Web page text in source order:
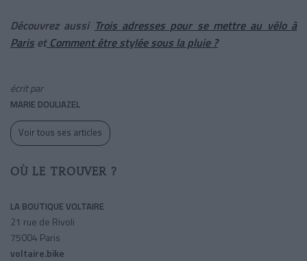
Découvrez aussi Trois adresses pour se mettre au vélo à
ParisetComment être stylée sous la pluie ?
écrit par
MARIE DOULIAZEL
Voir tous ses articles
OÙ LE TROUVER ?
LA BOUTIQUE VOLTAIRE
21 rue de Rivoli
75004 Paris
voltaire.bike